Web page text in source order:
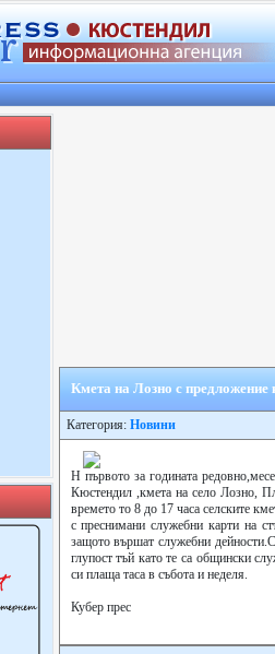
Кмета на Лозно с предложение
Категория: Новини
Н първото за годината
Кюстендил ,кмета на село Лозно,
времето то 8 до 17 часа селските
с преснимани служебни карти на
защото вършат служебни
глупост тъй като те са общински
си плаща таса в събота и неделя.
Кубер прес